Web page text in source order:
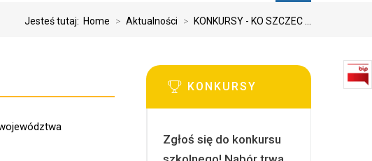
Jesteś tutaj: Home > Aktualności > KONKURSY - KO SZCZEC ...
KONKURSY
Zgłoś się do konkursu